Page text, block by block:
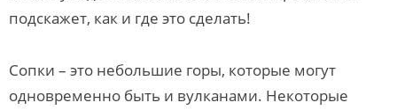
подскажет, как и где это сделать!
Сопки – это небольшие горы, которые могут
одновременно быть и вулканами. Некоторые